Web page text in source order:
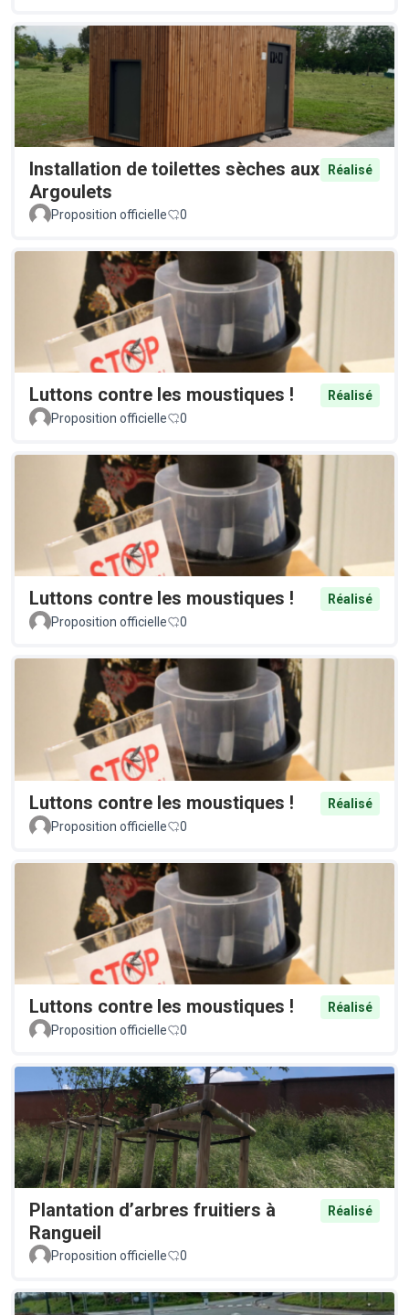
Installation de toilettes sèches aux
Argoulets
Réalisé
Proposition officielle 0
Luttons contre les moustiques !
Réalisé
Proposition officielle
0
Luttons contre les moustiques !
Réalisé
Proposition officielle
0
Luttons contre les moustiques !
Réalisé
Proposition officielle
0
Luttons contre les moustiques !
Réalisé
Proposition officielle
0
Plantation d’arbres fruitiers à
Rangueil
Réalisé
Proposition officielle 0